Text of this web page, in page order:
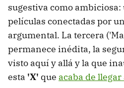
sugestiva como
películas conectadas por
argumental. La tercera
permanece inédita, la
visto aquí y allá y la que
esta 'X' que acaba de